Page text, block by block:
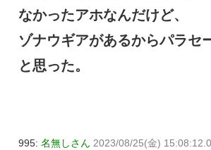
なかったアホなんだけど、
ゾナウギアがあるからパラセ
と思った。
995: 名無しさん 2023/08/25(金)